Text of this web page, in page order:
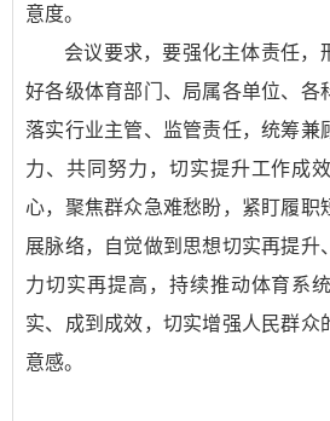
意度。
会议要求，要强化主体责任，
好各级体育部门、局属各单位、各
落实行业主管、监管责任，统筹兼
力、共同努力，切实提升工作成
心，聚焦群众急难愁盼，紧盯履职
展脉络，自觉做到思想切实再提升
力切实再提高，持续推动体育系
实、成到成效，切实增强人民群众
意感。